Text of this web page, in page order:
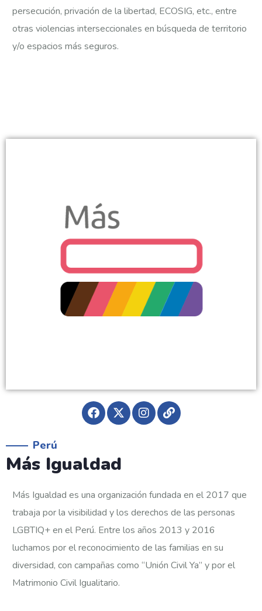
persecución, privación de la libertad, ECOSIG, etc., entre
otras violencias interseccionales en búsqueda de territorio
y/o espacios más seguros.
Perú
Más Igualdad
Más Igualdad es una organización fundada en el 2017 que
trabaja por la visibilidad y los derechos de las personas
LGBTIQ+ en el Perú. Entre los años 2013 y 2016
luchamos por el reconocimiento de las familias en su
diversidad, con campañas como “Unión Civil Ya” y por el
Matrimonio Civil Igualitario.